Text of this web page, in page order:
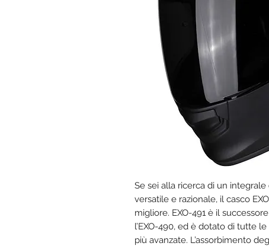
Se sei alla ricerca di un
versatile e razionale, il casco
migliore. EXO-491 è il
l’EXO-490, ed è dotato di tutte
più avanzate. L’assorbimento